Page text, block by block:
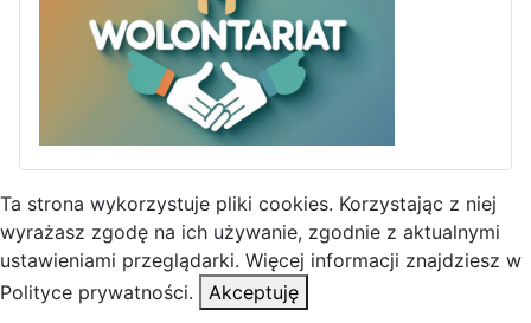
Ta strona wykorzystuje pliki cookies. Korzystając z niej
wyrażasz zgodę na ich używanie, zgodnie z aktualnymi
ustawieniami przeglądarki. Więcej informacji znajdziesz w
Polityce prywatności.
Akceptuję